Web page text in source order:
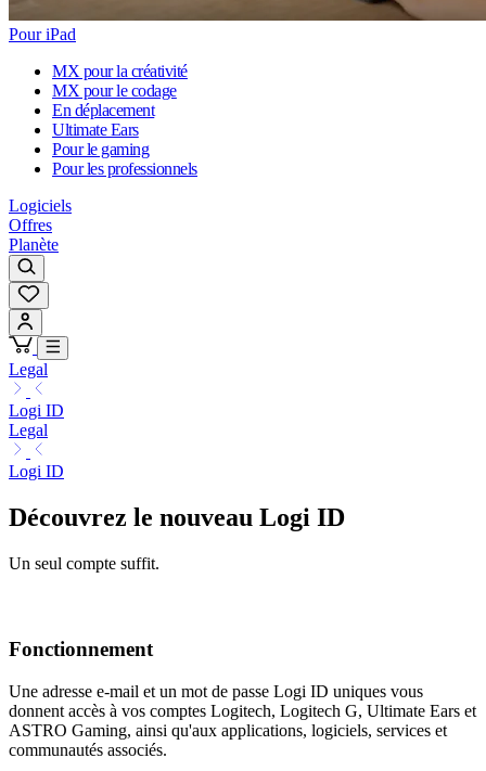
Pour iPad
MX pour la créativité
MX pour le codage
En déplacement
Ultimate Ears
Pour le gaming
Pour les professionnels
Logiciels
Offres
Planète
Legal
Logi ID
Legal
Logi ID
Découvrez le nouveau Logi ID
Un seul compte suffit.
Fonctionnement
Une adresse e-mail et un mot de passe Logi ID uniques vous
donnent accès à vos comptes Logitech, Logitech G, Ultimate Ears et
ASTRO Gaming, ainsi qu'aux applications, logiciels, services et
communautés associés.